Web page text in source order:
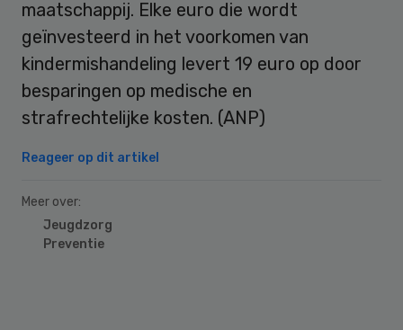
maatschappij. Elke euro die wordt
geïnvesteerd in het voorkomen van
kindermishandeling levert 19 euro op door
besparingen op medische en
strafrechtelijke kosten. (ANP)
Reageer op dit artikel
Meer over:
Jeugdzorg
Preventie